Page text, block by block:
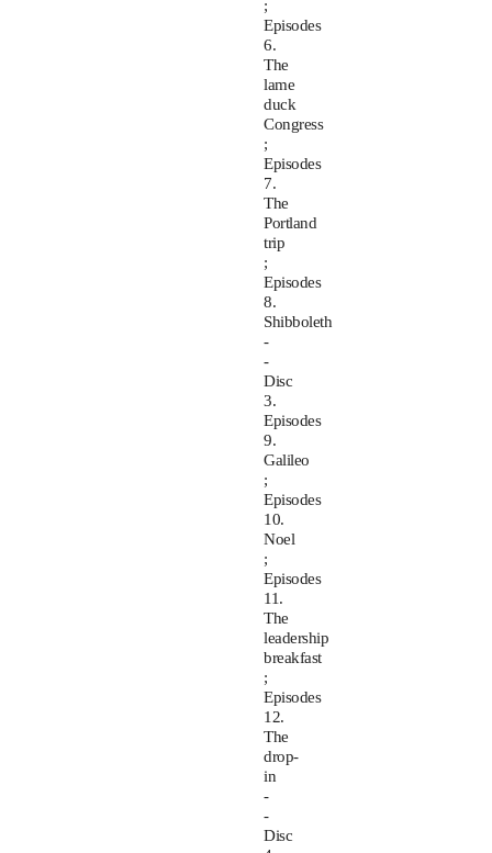
;
Episodes
6.
The
lame
duck
Congress
;
Episodes
7.
The
Portland
trip
;
Episodes
8.
Shibboleth
-
-
Disc
3.
Episodes
9.
Galileo
;
Episodes
10.
Noel
;
Episodes
11.
The
leadership
breakfast
;
Episodes
12.
The
drop-
in
-
-
Disc